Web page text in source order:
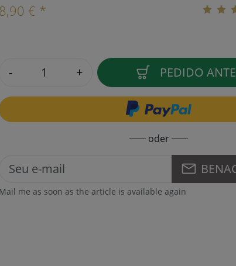
8,90 € *
- + PEDIDO
oder
Mail me as soon as the article is available again